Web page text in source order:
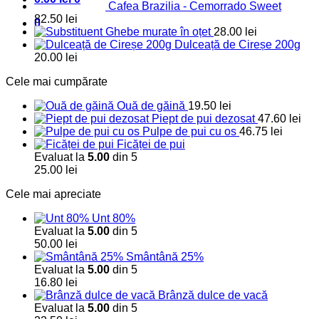
0
Cafea Brazilia - Cemorrado Sweet
82.50 lei
Ghebe murate în oțet 28.00 lei
Dulceață de Cireșe 200g
20.00 lei
Cele mai cumpărate
Ouă de găină 19.50 lei
Piept de pui dezosat 47.60 lei
Pulpe de pui cu os 46.75 lei
Ficăței de pui
Evaluat la 5.00 din 5
25.00 lei
Cele mai apreciate
Unt 80%
Evaluat la 5.00 din 5
50.00 lei
Smântână 25%
Evaluat la 5.00 din 5
16.80 lei
Brânză dulce de vacă
Evaluat la 5.00 din 5